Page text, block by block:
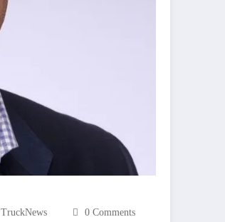
TruckNews 0 Comments